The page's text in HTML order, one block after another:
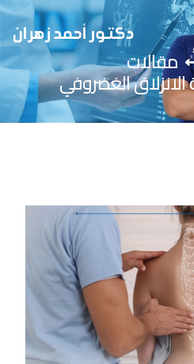
مقالات
الغضروفي